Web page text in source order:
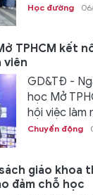
Học đường
TPHCM kết
viên
GD&TĐ -
học Mở
hội việc làm
Chuyển động
giáo khoa
đảm chỗ học